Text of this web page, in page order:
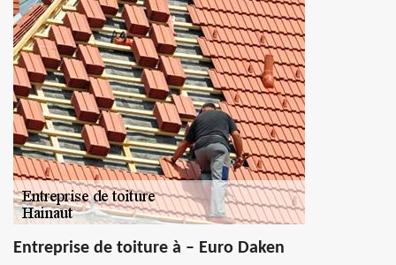
Entreprise de toiture à – Euro Daken